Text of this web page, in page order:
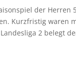
der
Kurzfristig waren
2 belegt